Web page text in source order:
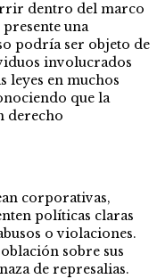
dentro del marco
una
podría ser objeto de
involucrados
leyes en muchos
que la
derecho
corporativas,
políticas claras
o violaciones.
sobre sus
de represalias.